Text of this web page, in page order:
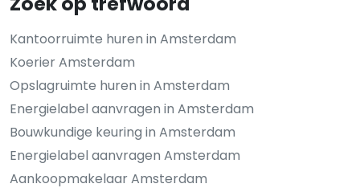
Kantoorruimte huren in Amsterdam
Koerier Amsterdam
Opslagruimte huren in Amsterdam
Energielabel aanvragen in Amsterdam
Bouwkundige keuring in Amsterdam
Energielabel aanvragen Amsterdam
Aankoopmakelaar Amsterdam